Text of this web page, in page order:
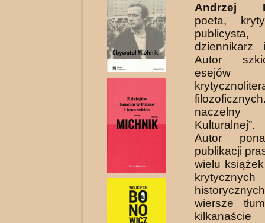
Andrzej
poeta,
dziennikarz
Autor
esejów
naczelny
Kulturalnej”.
Autor
publikacji
wielu
wiersze